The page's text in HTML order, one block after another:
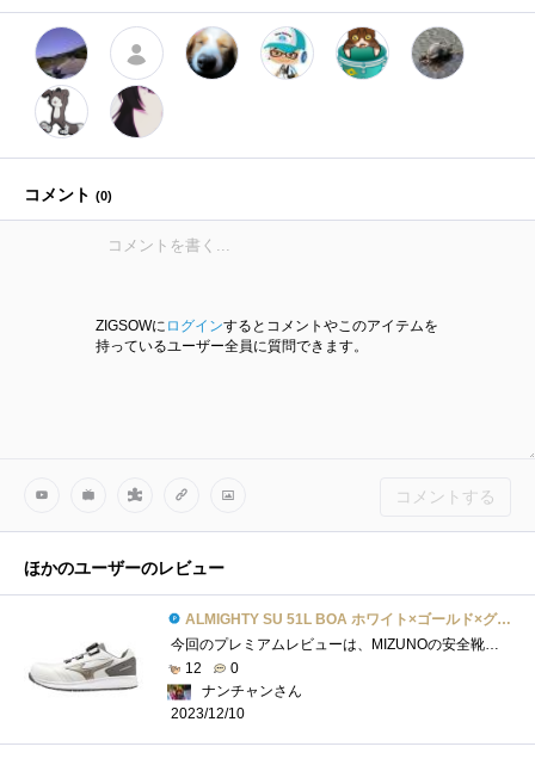
コメント (0)
ZIGSOWに ログインするとコメントやこのアイテムを
持っているユーザー全員に質問できます。
コメントする
ほかのユーザーのレビュー
ALMIGHTY SU 51L BOA ホワイト×ゴールド×グレー(F1GA231701)
今回のプレミアムレビューは、MIZUNOの安全靴、ALMIGHTYSU51LBOAです。カラーはホワイト×ゴールド×グレー。謳い文句として、作業現場での「つまず�...
12
0
ナンチャンさん
2023/12/10